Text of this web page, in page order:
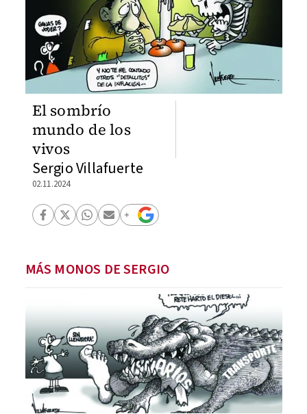
El sombrío
mundo de los
vivos
Sergio Villafuerte
02.11.2024
MÁS MONOS DE SERGIO